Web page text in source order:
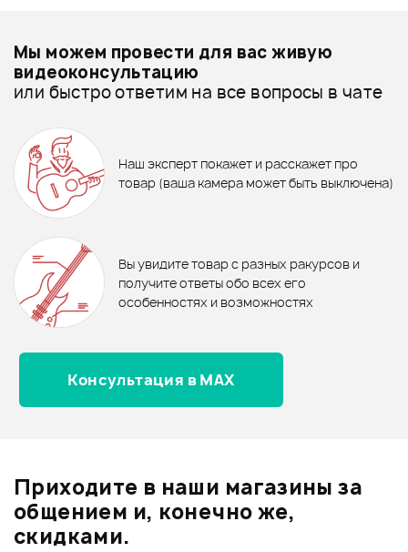
ХИТ
750 ₽
СРЕДСТВО ПО УХОДУ ЗА
ТАРЕЛКАМИ DUNLOP 6422
В корзину
7%
STAGG K66
ХИТ
1 100 ₽
Подструнник ZOWAG SW1425-
В корзину
885 ₽
Обод ZOWAG PH1308B
Отзывы
0.0
Оценка5
Оценка4
Оценка1
Аксессуары для малых барабанов - дешевле
Аксессуары для малых барабанов - дороже
Аксессуары для малых барабанов - новинки
Мы можем провести для вас живую
видеоконсультацию
или быстро ответим на все вопросы в чате
Наш эксперт покажет и расскажет про
товар (ваша камера может быть выключена)
Вы увидите товар с разных ракурсов и
получите ответы обо всех его
особенностях и возможностях
Консультация в MAX
Приходите в наши магазины за
общением и, конечно же,
скидками.